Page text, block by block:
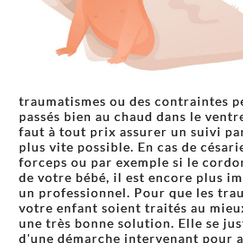
traumatismes ou des contraintes
passés bien au chaud dans le
faut à tout prix assurer un suivi
plus vite possible. En cas de
forceps ou par exemple si le
de votre bébé, il est encore plus
un professionnel. Pour que les
votre enfant soient traités au
une très bonne solution. Elle se
d'une démarche intervenant pour